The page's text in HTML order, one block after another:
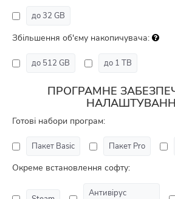
до 32 GB
Збільшення об'єму накопичувача:
до 512 GB до 1 TB
ПРОГРАМНЕ
Готові набори програм:
Пакет Basic Пакет Pro
Окреме встановлення софту:
Антивірус